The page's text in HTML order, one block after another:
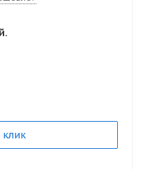
клик